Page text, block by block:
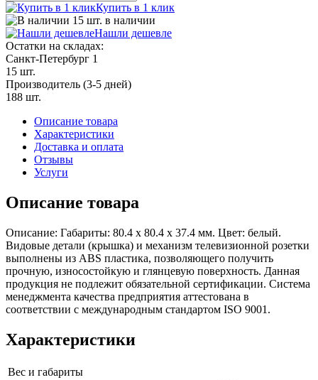
Купить в 1 клик
15 шт. в наличии
Нашли дешевле
Остатки на складах:
Санкт-Петербург 1
15 шт.
Производитель (3-5 дней)
188 шт.
Описание товара
Характеристики
Доставка и оплата
Отзывы
Услуги
Описание товара
Описание: Габариты: 80.4 х 80.4 х 37.4 мм. Цвет: белый.
Видовые детали (крышка) и механизм телевизионной розетки
выполнены из ABS пластика, позволяющего получить
прочную, износостойкую и глянцевую поверхность. Данная
продукция не подлежит обязательной сертификации. Система
менеджмента качества предприятия аттестована в
соответствии с международным стандартом ISO 9001.
Характеристики
Вес и габариты